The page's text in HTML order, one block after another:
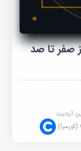
تا صد
آپدیت